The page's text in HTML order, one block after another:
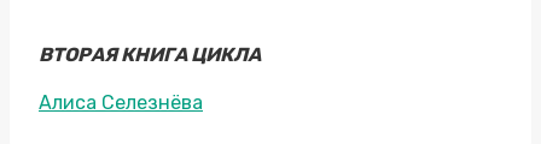
ВТОРАЯ КНИГА ЦИКЛА
Метки
Алиса Селезнёва